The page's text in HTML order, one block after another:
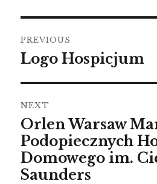
PREVIOUS
Logo Hospicjum
NEXT
Orlen Warsaw
Podopiecznych
Domowego im.
Saunders